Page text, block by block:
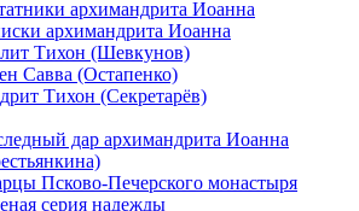
архимандрита Иоанна
архимандрита Иоанна
Тихон (Шевкунов)
Савва (Остапенко)
Тихон (Секретарёв)
дар архимандрита Иоанна
Псково-Печерского монастыря
серия надежды